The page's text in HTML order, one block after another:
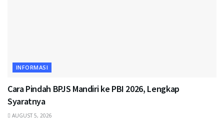
INFORMASI
Cara Pindah BPJS Mandiri ke PBI 2026, Lengkap
Syaratnya
AUGUST 5, 2026